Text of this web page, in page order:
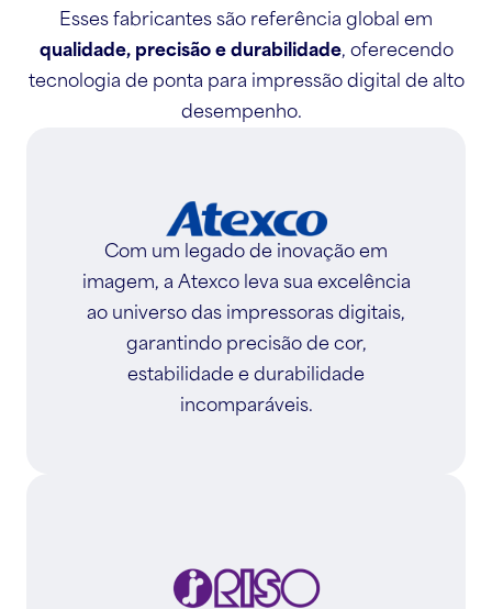
Esses fabricantes são referência global em
qualidade, precisão e durabilidade, oferecendo
tecnologia de ponta para impressão digital de alto
desempenho.
Com um legado de inovação em
imagem, a Atexco leva sua excelência
ao universo das impressoras digitais,
garantindo precisão de cor,
estabilidade e durabilidade
incomparáveis.